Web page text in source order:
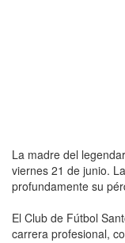
La madre del
viernes 21 de junio.
profundamente su
El Club de Fútbol
carrera profesional,